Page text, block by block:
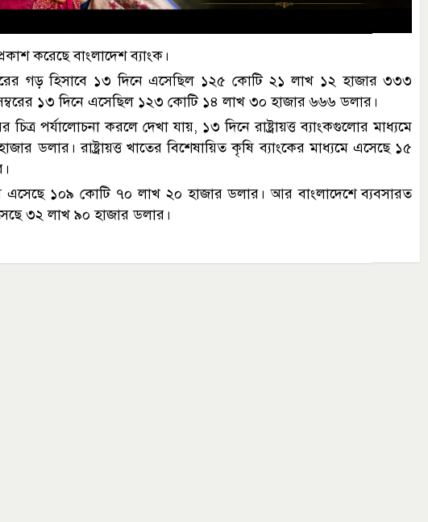
করেছে বাংলাদেশ ব্যাংক।
গড় হিসাবে ১৩ দিনে এসেছিল ১২৫ কোটি ২১ লাখ ১২ হাজার ৩৩৩
১৩ দিনে এসেছিল ১২৩ কোটি ১৪ লাখ ৩০ হাজার ৬৬৬ ডলার।
চিত্র পর্যালোচনা করলে দেখা যায়, ১৩ দিনে রাষ্ট্রায়ত্ত ব্যাংকগুলোর মাধ্যমে
ডলার। রাষ্ট্রায়ত্ত খাতের বিশেষায়িত কৃষি ব্যাংকের মাধ্যমে এসেছে ১৫
এসেছে ১০৯ কোটি ৭০ লাখ ২০ হাজার ডলার। আর বাংলাদেশে ব্যবসারত
৩২ লাখ ৯০ হাজার ডলার।